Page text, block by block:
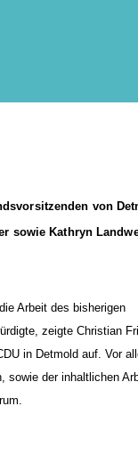
von
sowie Kathryn
Arbeit des bisherigen
zeigte Christian
in Detmold auf. Vor
sowie der inhaltlichen